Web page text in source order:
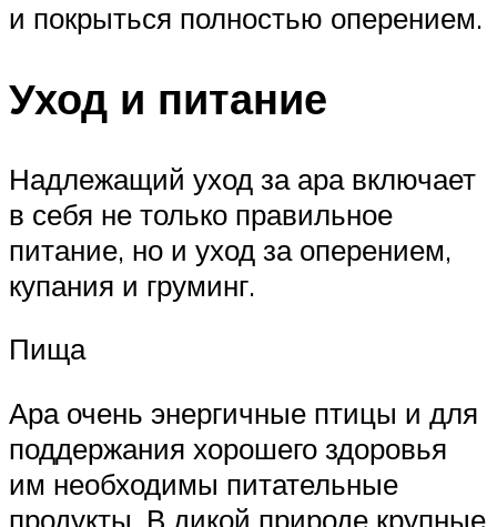
и покрыться полностью оперением.
Уход и питание
Надлежащий уход за ара включает
в себя не только правильное
питание, но и уход за оперением,
купания и груминг.
Пища
Ара очень энергичные птицы и для
поддержания хорошего здоровья
им необходимы питательные
продукты. В дикой природе крупные